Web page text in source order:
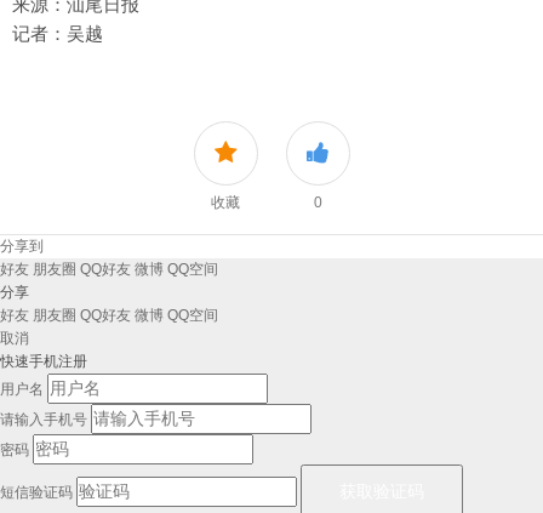
来源：汕尾日报
记者：吴越
收藏 0
分享到
好友 朋友圈 QQ好友 微博 QQ空间
分享
好友 朋友圈 QQ好友 微博 QQ空间
取消
快速手机注册
用户名
请输入手机号
密码
短信验证码